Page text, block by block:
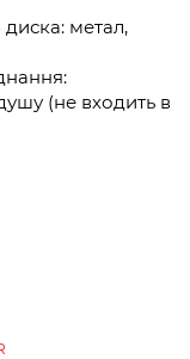
метал,
(не входить в